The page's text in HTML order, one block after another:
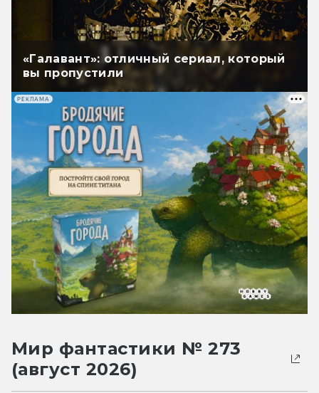
«Галавант»: отличный сериал, который
вы пропустили
РЕКЛАМА
Мир фантастики № 273
(август 2026)